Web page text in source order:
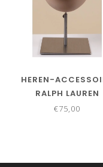
HEREN-
RALPH LAUREN
€75,00